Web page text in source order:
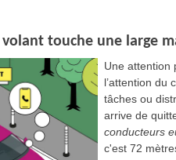
touche une large
Une attention
l’attention du
tâches ou
arrive de
conducteurs
c'est 72